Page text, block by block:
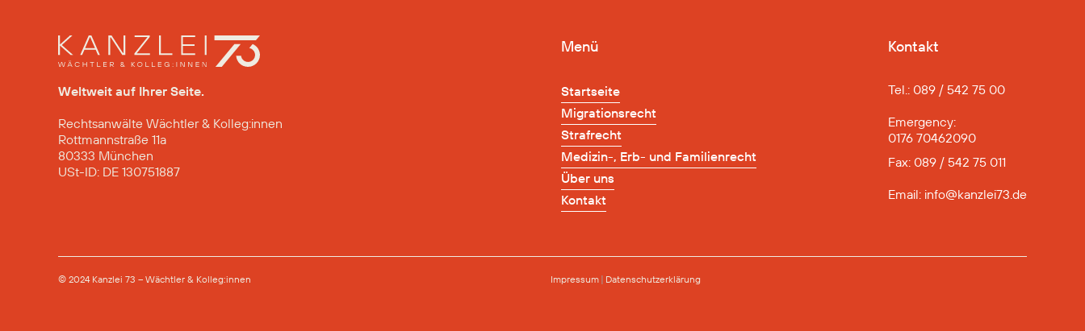
Weltweit auf Ihrer Seite.
Rechtsanwälte Wächtler & Kolleg:innen
Rottmannstraße 11a
80333 München
USt-ID: DE 130751887
Menü
Startseite
Startseite
Migrationsrecht
Migrationsrecht
Strafrecht
Strafrecht
Medizin-, Erb- und Familienrecht
Medizin-, Erb- und Familienrecht
Über uns
Über uns
Kontakt
Kontakt
Kontakt
Tel.: 089 / 542 75 00
Emergency:
0176 70462090
Fax: 089 / 542 75 011
Email: info@kanzlei73.de
© 2024 Kanzlei 73 – Wächtler & Kolleg:innen Impressum | Datenschutz­erklärung